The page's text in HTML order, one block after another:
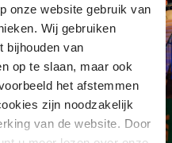
onze website gebruik van
Wij gebruiken
bijhouden van
op te slaan, maar ook
het afstemmen
zijn noodzakelijk
van de website. Door